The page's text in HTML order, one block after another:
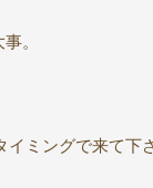
。
ミングで来て下